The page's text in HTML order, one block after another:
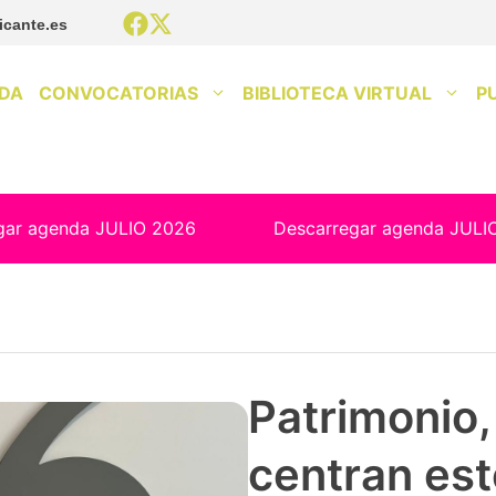
CONVOCATORIAS BIBLIOTECA VIRTUAL
agenda JULIO 2026 Descarregar agenda
centran